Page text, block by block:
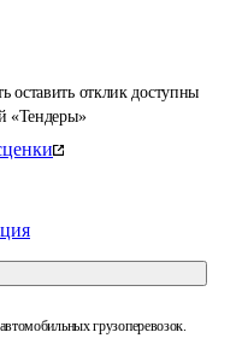
оставить отклик доступны
«Тендеры»
грузоперевозок.